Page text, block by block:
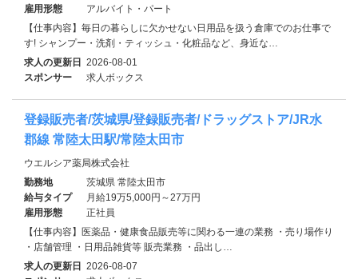
雇用形態
アルバイト・パート
【仕事内容】毎日の暮らしに欠かせない日用品を扱う倉庫でのお仕事で
す! シャンプー・洗剤・ティッシュ・化粧品など、身近な…
求人の更新日 2026-08-01
スポンサー
求人ボックス
登録販売者/茨城県/登録販売者/ドラッグストア/JR水
郡線 常陸太田駅/常陸太田市
ウエルシア薬局株式会社
勤務地
茨城県 常陸太田市
給与タイプ
月給19万5,000円～27万円
雇用形態
正社員
【仕事内容】医薬品・健康食品販売等に関わる一連の業務 ・売り場作り
・店舗管理 ・日用品雑貨等 販売業務 ・品出し…
求人の更新日 2026-08-07